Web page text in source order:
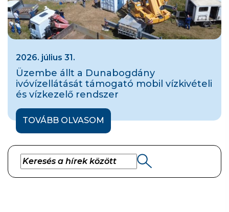
2026. július 31.
Üzembe állt a Dunabogdány
ivóvízellátását támogató mobil vízkivételi
és vízkezelő rendszer
TOVÁBB OLVASOM